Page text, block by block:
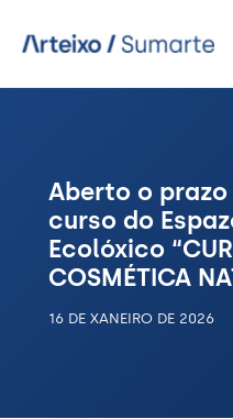
Aberto o
curso do
Ecolóxico
COSMÉTICA
16 DE XANEIRO DE 2026